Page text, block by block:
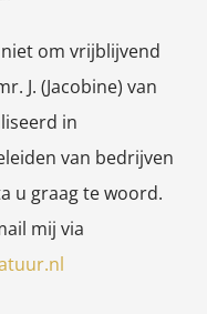
om vrijblijvend
J. (Jacobine) van
in
van bedrijven
u graag te woord.
mij via